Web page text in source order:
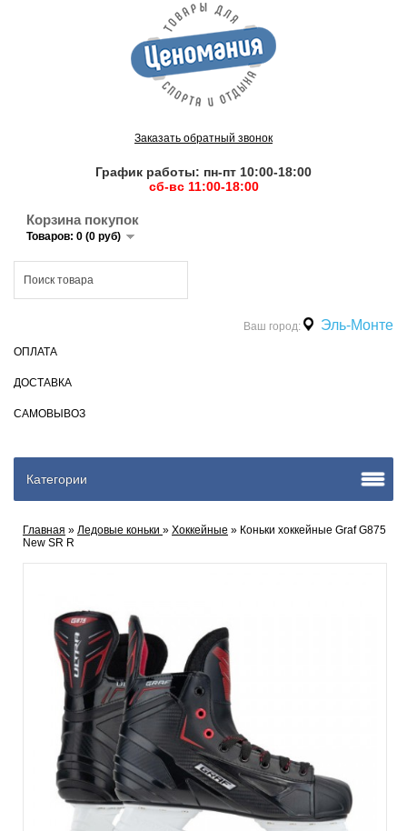
Заказать обратный звонок
График работы: пн-пт 10:00-18:00
сб-вс 11:00-18:00
Корзина покупок
Товаров: 0 (0 руб)
Ваш город: Эль-Монте
ОПЛАТА
ДОСТАВКА
САМОВЫВОЗ
Категории
Главная » Ледовые коньки » Хоккейные » Коньки хоккейные Graf G875
New SR R